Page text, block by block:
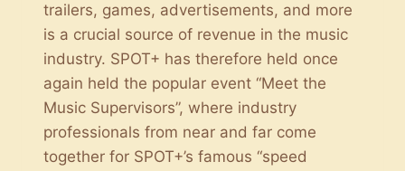
trailers, games, advertisements, and more
is a crucial source of revenue in the music
industry. SPOT+ has therefore held once
again held the popular event “Meet the
Music Supervisors”, where industry
professionals from near and far come
together for SPOT+’s famous “speed